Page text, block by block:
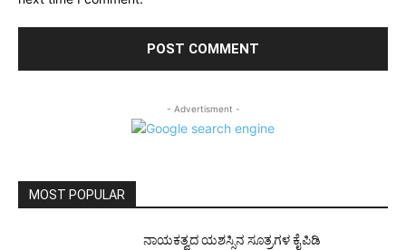
- Advertisment -
MOST POPULAR
ನಾಯಕತ್ವದ ಯಶಸ್ಸಿನ ಸೂತ್ರಗಳ ಕೈಪಿಡಿ